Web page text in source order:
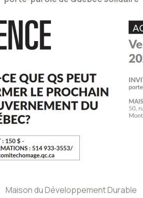
Maison du Développement Durable